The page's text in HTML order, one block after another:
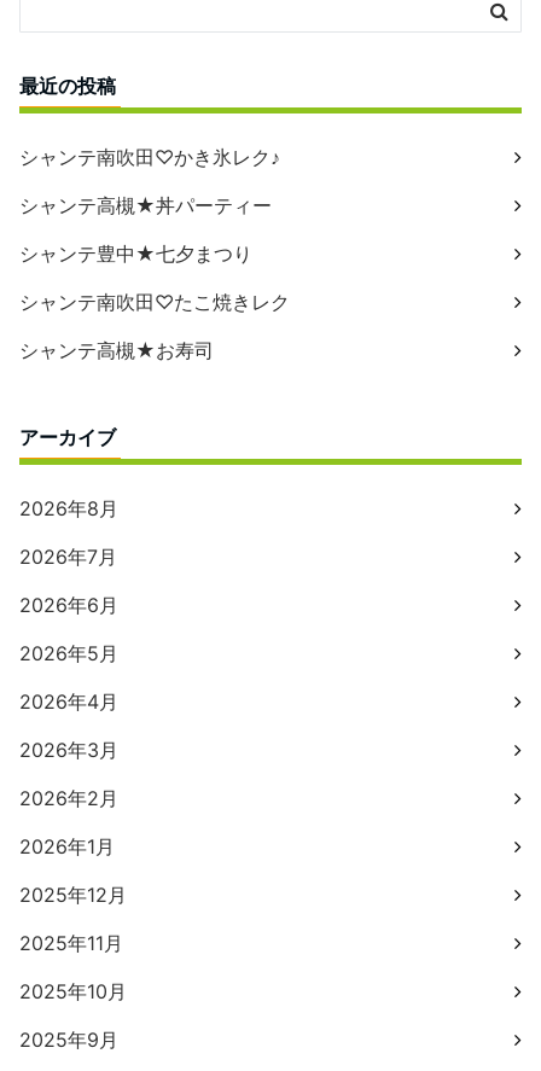
最近の投稿
シャンテ南吹田♡かき氷レク♪
シャンテ高槻★丼パーティー
シャンテ豊中★七夕まつり
シャンテ南吹田♡たこ焼きレク
シャンテ高槻★お寿司
アーカイブ
2026年8月
2026年7月
2026年6月
2026年5月
2026年4月
2026年3月
2026年2月
2026年1月
2025年12月
2025年11月
2025年10月
2025年9月